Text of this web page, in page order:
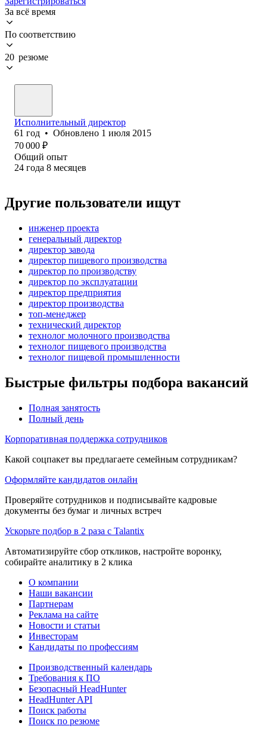
За всё время
По соответствию
20 резюме
Исполнительный директор
61 год • Обновлено 1 июля 2015
70 000 ₽
Общий опыт
24 года 8 месяцев
Другие пользователи ищут
инженер проекта
генеральный директор
директор завода
директор пищевого производства
директор по производству
директор по эксплуатации
директор предприятия
директор производства
топ-менеджер
технический директор
технолог молочного производства
технолог пищевого производства
технолог пищевой промышленности
Быстрые фильтры подбора вакансий
Полная занятость
Полный день
Корпоративная поддержка сотрудников
Какой соцпакет вы предлагаете семейным сотрудникам?
Оформляйте кандидатов онлайн
Проверяйте сотрудников и подписывайте кадровые
документы без бумаг и личных встреч
Ускорьте подбор в 2 раза с Talantix
Автоматизируйте сбор откликов, настройте воронку,
собирайте аналитику в 2 клика
О компании
Наши вакансии
Партнерам
Реклама на сайте
Новости и статьи
Инвесторам
Кандидаты по профессиям
Производственный календарь
Требования к ПО
Безопасный HeadHunter
HeadHunter API
Поиск работы
Поиск по резюме